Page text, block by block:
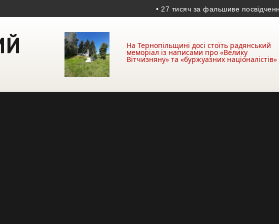
• 27 тисяч за фальшиве посвідчення: у
На Тернопільщині досі стоїть радянський
меморіал із написами про «Велику
Вітчизняну» та «буржуазних націоналістів»